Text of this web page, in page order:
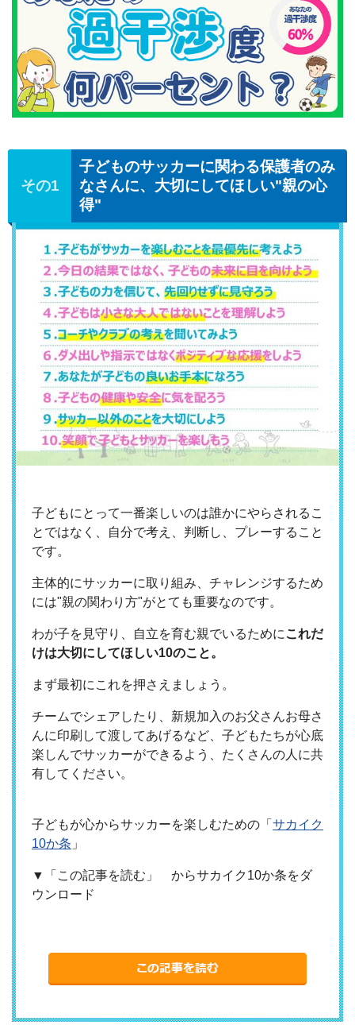
子どものサッカーに関わる保護者のみ
なさんに、大切にしてほしい"親の心
得"
子どもにとって一番楽しいのは誰かにやらされるこ
とではなく、自分で考え、判断し、プレーすること
です。
主体的にサッカーに取り組み、チャレンジするため
には"親の関わり方"がとても重要なのです。
わが子を見守り、自立を育む親でいるために これだ
けは大切にしてほしい10のこと。
まず最初にこれを押さえましょう。
チームでシェアしたり、新規加入のお父さんお母さ
んに印刷して渡してあげるなど、子どもたちが心底
楽しんでサッカーができるよう、たくさんの人に共
有してください。
子どもが心からサッカーを楽しむための「 サカイク
10か条 」
▼「この記事を読む」 からサカイク10か条をダ
ウンロード